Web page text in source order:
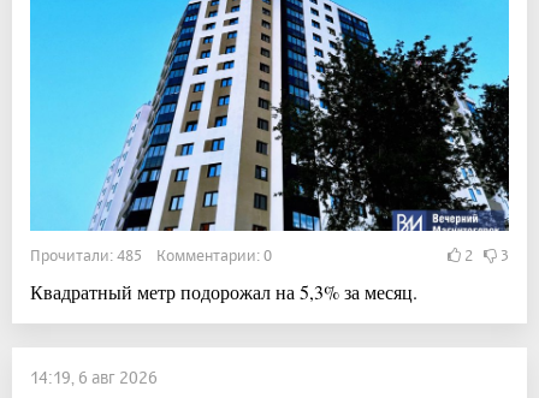
Прочитали: 485 Комментарии: 0 2 3
Квадратный метр подорожал на 5,3% за месяц.
14:19, 6 авг 2026